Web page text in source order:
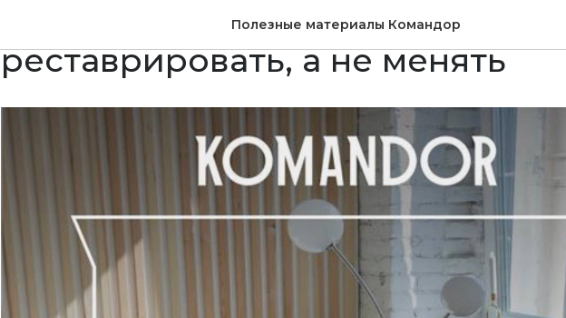
Полезные материалы Командор
Ремонт старого паркета: когда
реставрировать, а не менять